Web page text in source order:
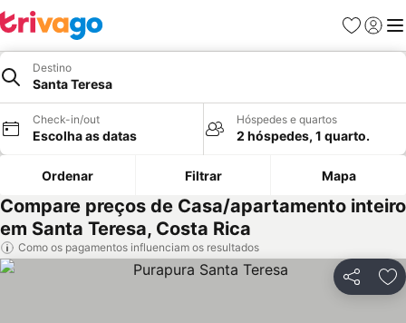
Favoritos
Iniciar
Destino
Santa Teresa
Check-in/out
Escolha as datas
Hóspedes e quartos
2 hóspedes, 1 quarto.
Ordenar Filtrar Mapa
Compare preços de Casa/apartamento inteiro
em Santa Teresa, Costa Rica
Como os pagamentos influenciam os resultados
Partilhar